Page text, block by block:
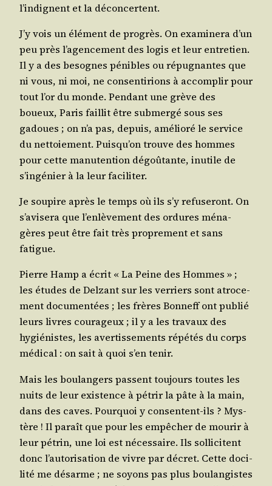
l’indignent et la déconcertent.
J’y vois un élé­ment de pro­grès. On exa­mi­ne­ra d’un
peu près l’agencement des logis et leur entre­tien.
Il y a des besognes pénibles ou répu­gnantes que
ni vous, ni moi, ne consen­ti­rions à accom­plir pour
tout l’or du monde. Pen­dant une grève des
boueux, Paris faillit être sub­mer­gé sous ses
gadoues ; on n’a pas, depuis, amé­lio­ré le ser­vice
du net­toie­ment. Puisqu’on trouve des hommes
pour cette manu­ten­tion dégoû­tante, inutile de
s’ingénier à la leur faciliter.
Je sou­pire après le temps où ils s’y refu­se­ront. On
s’avisera que l’enlèvement des ordures ména­
gères peut être fait très pro­pre­ment et sans
fatigue.
Pierre Hamp a écrit « La Peine des Hommes » ;
les études de Del­zant sur les ver­riers sont atro­ce­
ment docu­men­tées ; les frères Bon­neff ont publié
leurs livres cou­ra­geux ; il y a les tra­vaux des
hygié­nistes, les aver­tis­se­ments répé­tés du corps
médi­cal : on sait à quoi s’en tenir.
Mais les bou­lan­gers passent tou­jours toutes les
nuits de leur exis­tence à pétrir la pâte à la main,
dans des caves. Pour­quoi y consentent-ils ? Mys­
tère ! Il paraît que pour les empê­cher de mou­rir à
leur pétrin, une loi est néces­saire. Ils sol­li­citent
donc l’autorisation de vivre par décret. Cette doci­
li­té me désarme ; ne soyons pas plus bou­lan­gistes